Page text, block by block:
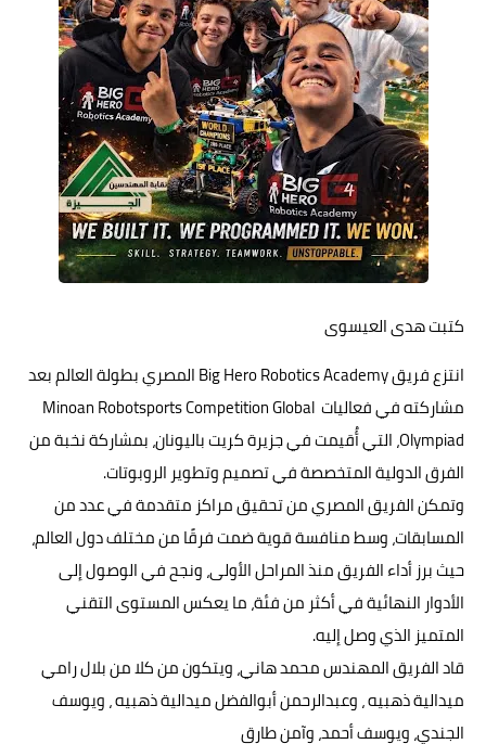
حوادث وقضايا
خدمات
الصحه والجمال
فن المطبخ
مقالات
كتبت هدى العيسوى
انتزع فريق Big Hero Robotics Academy المصري بطولة العالم بعد
مشاركته في فعاليات Minoan Robotsports Competition Global
Olympiad، التي أُقيمت في جزيرة كريت باليونان، بمشاركة نخبة من
الفرق الدولية المتخصصة في تصميم وتطوير الروبوتات.
وتمكن الفريق المصري من تحقيق مراكز متقدمة في عدد من
المسابقات، وسط منافسة قوية ضمت فرقًا من مختلف دول العالم،
حيث برز أداء الفريق منذ المراحل الأولى، ونجح في الوصول إلى
الأدوار النهائية في أكثر من فئة، ما يعكس المستوى التقني
المتميز الذي وصل إليه.
قاد الفريق المهندس محمد هاني، ويتكون من كلا من بلال رامي
ميدالية ذهبيه ، وعبدالرحمن أبوالفضل ميدالية ذهبيه ، ويوسف
الجندي، ويوسف أحمد، وآمن طارق